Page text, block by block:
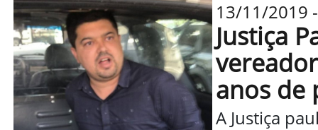
13/11/2019
Justiça
anos de
A Justiça